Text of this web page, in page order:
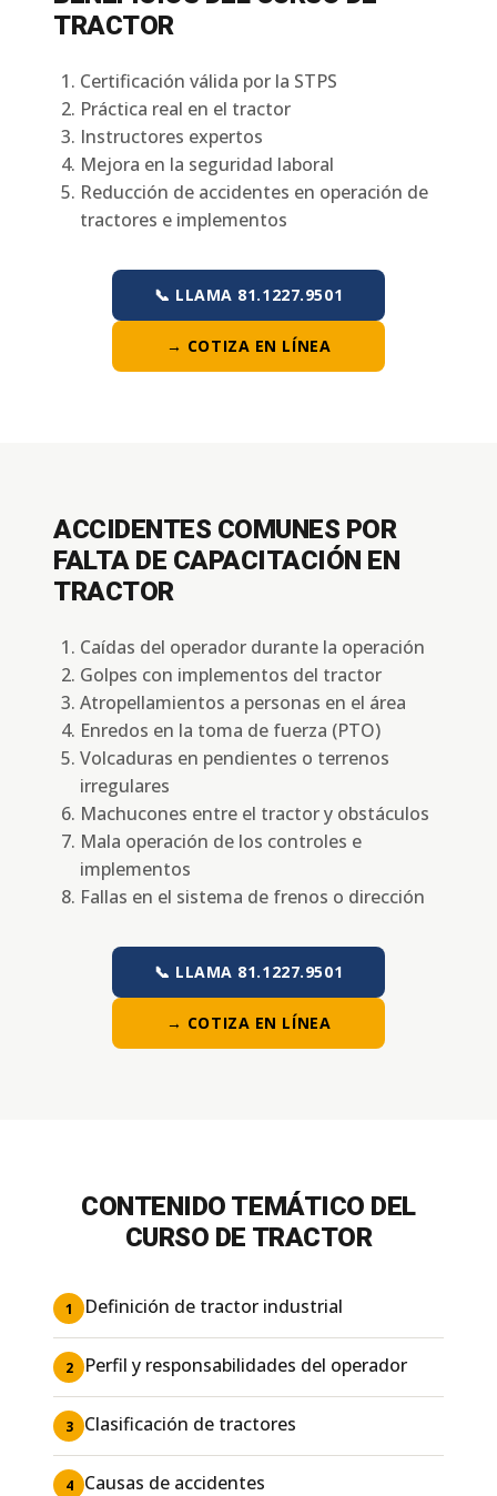
TRACTOR
Certificación válida por la STPS
Práctica real en el tractor
Instructores expertos
Mejora en la seguridad laboral
Reducción de accidentes en operación de
tractores e implementos
📞 LLAMA 81.1227.9501
→ COTIZA EN LÍNEA
ACCIDENTES COMUNES POR
FALTA DE CAPACITACIÓN EN
TRACTOR
Caídas del operador durante la operación
Golpes con implementos del tractor
Atropellamientos a personas en el área
Enredos en la toma de fuerza (PTO)
Volcaduras en pendientes o terrenos
irregulares
Machucones entre el tractor y obstáculos
Mala operación de los controles e
implementos
Fallas en el sistema de frenos o dirección
📞 LLAMA 81.1227.9501
→ COTIZA EN LÍNEA
CONTENIDO TEMÁTICO DEL
CURSO DE TRACTOR
1 Definición de tractor industrial
2 Perfil y responsabilidades del operador
3 Clasificación de tractores
4 Causas de accidentes